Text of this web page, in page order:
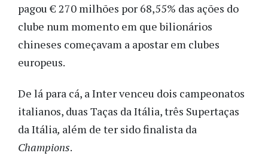
pagou € 270 milhões por 68,55% das ações do
clube num momento em que bilionários
chineses começavam a apostar em clubes
europeus.
De lá para cá, a Inter venceu dois campeonatos
italianos, duas Taças da Itália, três Supertaças
da Itália, além de ter sido finalista da
Champions.